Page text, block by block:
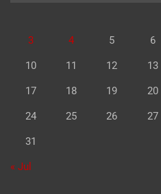
3 4 5 6
10 11 12 13
17 18 19 20
24 25 26 27
31
« Jul